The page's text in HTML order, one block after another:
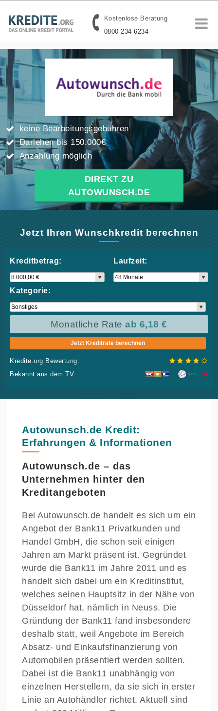
Kostenlose Beratung
0800 234 6234
keine Bearbeitungsgebühren
Darlehen bis 150.000€
Anzahlung möglich
DIREKT ZU
AUTOWUNSCH.DE
Jetzt Ihren Wunschkredit berechnen
Kreditbetrag: Laufzeit:
Kategorie:
Monatliche Rateab 6,18 €
Jetzt Kreditrate berechnen
Kredite.org Bewertung:
Bekannt aus dem TV:
Autowunsch.de Kredit:
Erfahrungen & Informationen
Autowunsch.de – das
Unternehmen hinter den
Kreditangeboten
Bei Autowunsch.de handelt es sich um ein
Angebot der Bank11 Privatkunden und
Handel GmbH, die schon seit einigen
Jahren am Markt präsent ist. Gegründet
wurde die Bank11 im Jahre 2011 und es
handelt sich dabei um ein Kreditinstitut,
welches seinen Hauptsitz in der Nähe von
Düsseldorf hat, nämlich in Neuss. Die
Gründung der Bank11 fand insbesondere
deshalb statt, weil Angebote im Bereich
Absatz- und Einkaufsfinanzierung von
Automobilen präsentiert werden sollten.
Dabei ist die Bank11 unabhängig von
einzelnen Herstellern, da sie sich in erster
Linie an Autohändler richtet. Aktuell sind